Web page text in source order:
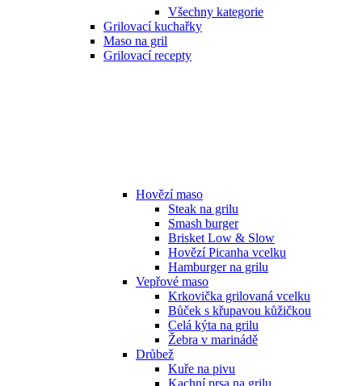
Všechny kategorie
Grilovací kuchařky
Maso na gril
Grilovací recepty
Hovězí maso
Steak na grilu
Smash burger
Brisket Low & Slow
Hovězí Picanha vcelku
Hamburger na grilu
Vepřové maso
Krkovička grilovaná vcelku
Bůček s křupavou kůžičkou
Celá kýta na grilu
Žebra v marinádě
Drůbež
Kuře na pivu
Kachní prsa na grilu